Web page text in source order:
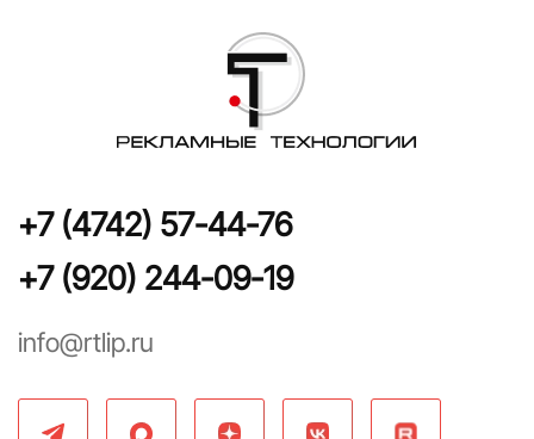
+7 (4742) 57-44-76
+7 (920) 244-09-19
info@rtlip.ru